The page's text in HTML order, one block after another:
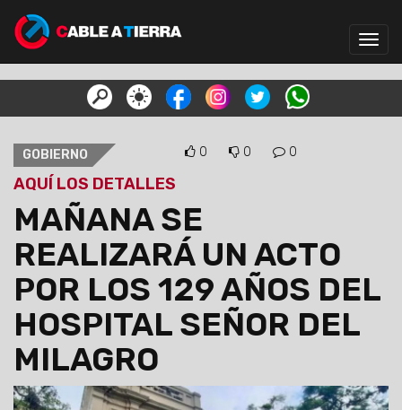
GOBIERNO 0 0 0
AQUÍ LOS DETALLES
MAÑANA SE
REALIZARÁ UN ACTO
POR LOS 129 AÑOS DEL
HOSPITAL SEÑOR DEL
MILAGRO